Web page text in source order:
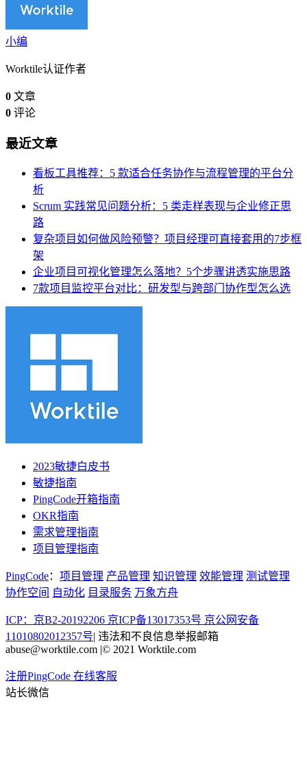
小编
Worktile认证作者
0 文章
0 评论
最近文章
看板工具推荐：5 款适合任务协作与流程管理的平台分
析
Scrum 实践常见问题分析：5 类走样表现与企业修正思
路
复杂项目如何做风险预警？项目经理可直接套用的7步框
架
企业项目可视化管理怎么落地？5个步骤讲透实施思路
7款项目监控平台对比：研发型与跨部门协作型怎么选
2023敏捷白皮书
敏捷指南
PingCode开箱指南
OKR指南
需求管理指南
项目管理指南
PingCode： 项目管理 产品管理 知识管理 效能管理 测试管理
协作空间 自动化 目录服务 万象方舟
ICP：京B2-20192206 京ICP备13017353号 京公网安备
11010802012357号| 违法和不良信息举报邮箱
abuse@worktile.com |© 2021 Worktile.com
注册PingCode 在线客服
站长微信